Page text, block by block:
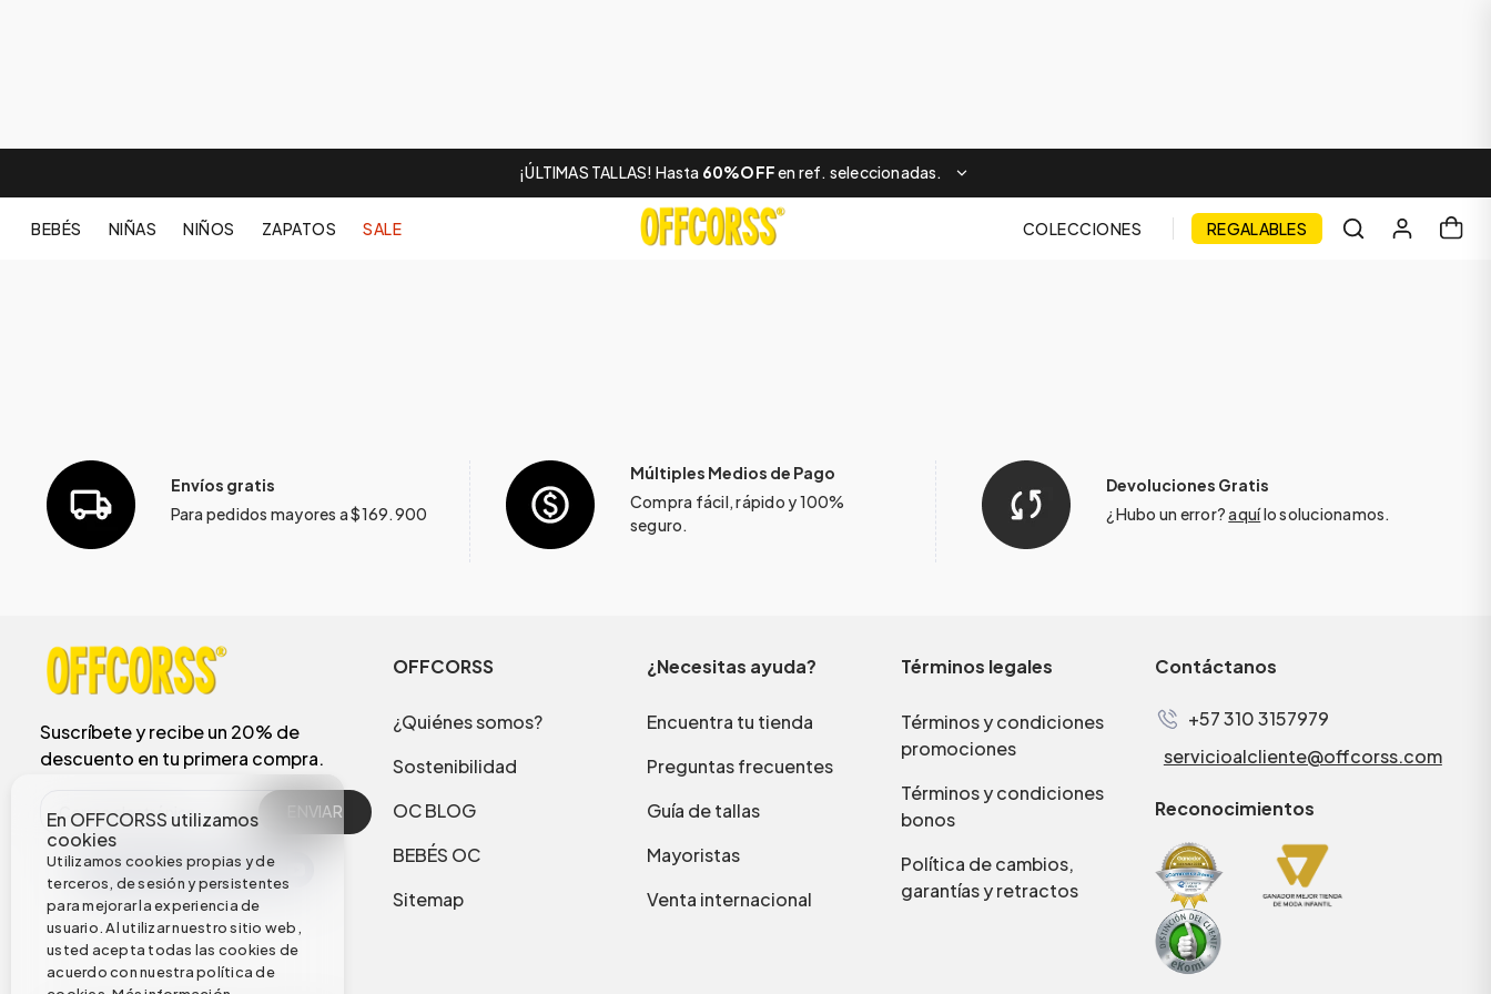
¡ÚLTIMAS TALLAS! Hasta 60%OFFen ref. seleccionadas.
BEBÉS NIÑAS NIÑOS ZAPATOS SALE COLECCIONES REGALABLES
En OFFCORSS utilizamos
cookies
Utilizamos cookies propias y de
terceros, de sesión y persistentes
para mejorar la experiencia de
usuario. Al utilizar nuestro sitio web,
usted acepta todas las cookies de
acuerdo con nuestra política de
Envíos gratis
Para pedidos mayores a $169.900
Múltiples Medios de Pago
Compra fácil, rápido y 100%
seguro.
Devoluciones Gratis
¿Hubo un error?aquílo solucionamos.
Suscríbete y recibe un 20% de
descuento en tu primera compra.
ENVIAR
OFFCORSS
¿Quiénes somos?
Sostenibilidad
OC BLOG
BEBÉS OC
Sitemap
¿Necesitas ayuda?
Encuentra tu tienda
Preguntas frecuentes
Guía de tallas
Mayoristas
Venta internacional
Términos legales
Términos y condiciones
promociones
Términos y condiciones
bonos
Política de cambios,
garantías y retractos
Contáctanos
+57 310 3157979
servicioalcliente@offcorss.com
Reconocimientos